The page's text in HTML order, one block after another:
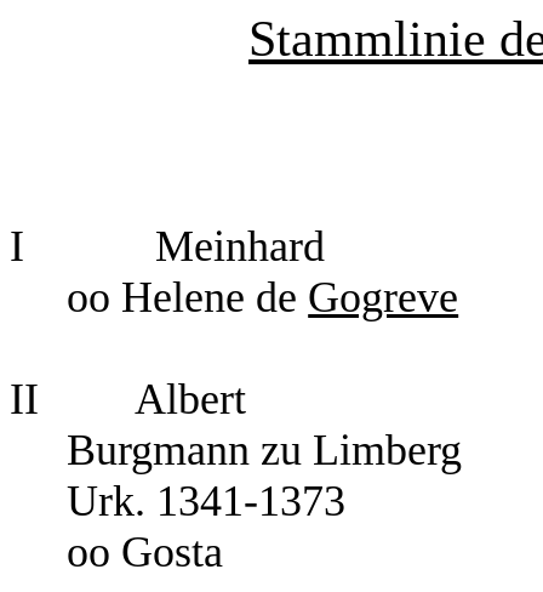
Stammlinie
I
Meinhard
oo Helene de Gogreve
II
Albert
Burgmann zu Limberg
Urk. 1341-1373
oo Gosta